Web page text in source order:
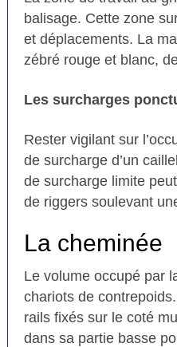
balisage. Cette zone
et déplacements. La
zébré rouge et blanc,
Les surcharges
Rester vigilant sur
de surcharge d’un
de surcharge limite
de riggers soulevant
La cheminée
Le volume occupé par
chariots de
rails fixés sur le coté
dans sa partie basse